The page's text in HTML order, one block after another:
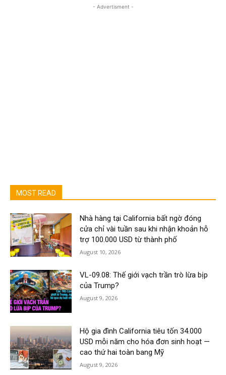
- Advertisment -
MOST READ
Nhà hàng tại California bất ngờ đóng
cửa chỉ vài tuần sau khi nhận khoản hỗ
trợ 100.000 USD từ thành phố
August 10, 2026
VL-09.08: Thế giới vạch trần trò lừa bịp
của Trump?
August 9, 2026
Hộ gia đình California tiêu tốn 34.000
USD mỗi năm cho hóa đơn sinh hoạt —
cao thứ hai toàn bang Mỹ
August 9, 2026